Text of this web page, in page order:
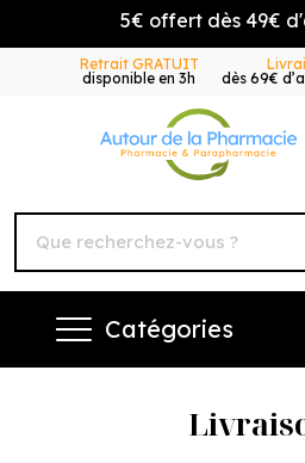
5€ offert dès 49€
Retrait GRATUIT
disponible en 3h
dès 69€
Catégories